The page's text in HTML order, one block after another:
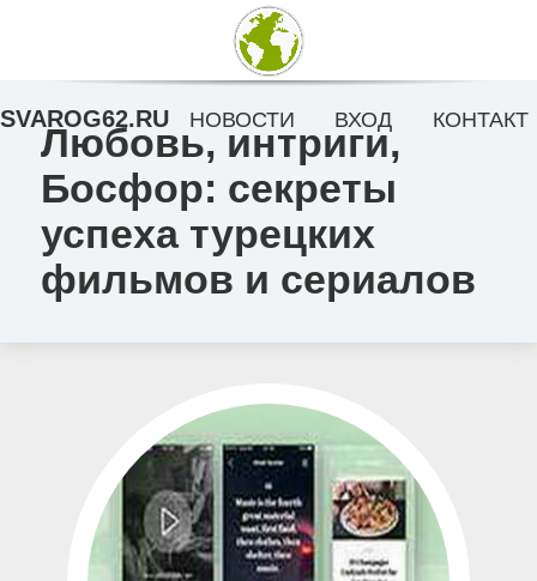
Любовь, интриги,
Босфор: секреты
успеха турецких
фильмов и сериалов
SVAROG62.RU НОВОСТИ ВХОД КОНТАКТ